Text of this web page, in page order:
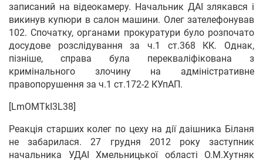
записаний на відеокамеру. Начальник ДАІ злякався і
викинув купюри в салон машини. Олег зателефонував
102. Спочатку, органами прокуратури було розпочато
досудове розслідування за ч.1 ст.368 КК. Однак,
пізніше, справа була перекваліфікована з
кримінального злочину на адміністративне
правопорушення за ч.1 ст.172-2 КУпАП.
[LmOMTkI3L38]
Реакція старших колег по цеху на дії даішника Біланя
не забарилася. 27 грудня 2012 року заступник
начальника УДАІ Хмельницької області О.М.Хутняк